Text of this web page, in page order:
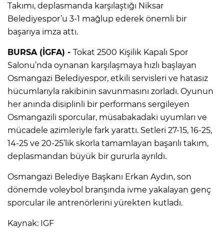
Takımı, deplasmanda karşılaştığı Niksar
Belediyespor’u 3-1 mağlup ederek önemli bir
başarıya imza attı.
BURSA (İGFA) - Tokat 2500 Kişilik Kapalı Spor
Salonu’nda oynanan karşılaşmaya hızlı başlayan
Osmangazi Belediyespor, etkili servisleri ve hatasız
hücumlarıyla rakibinin savunmasını zorladı. Oyunun
her anında disiplinli bir performans sergileyen
Osmangazili sporcular, müsabakadaki uyumları ve
mücadele azimleriyle fark yarattı. Setleri 27-15, 16-25,
14-25 ve 20-25’lik skorla tamamlayan başarılı takım,
deplasmandan büyük bir gururla ayrıldı.
Osmangazi Belediye Başkanı Erkan Aydın, son
dönemde voleybol branşında ivme yakalayan genç
sporcular ile antrenörlerini yürekten kutladı.
Kaynak: IGF